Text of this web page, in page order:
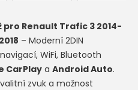
Renault Trafic 3 2014-
– Moderní 2DIN
WiFi, Bluetooth
CarPlay a Android Auto.
zvuk a možnost